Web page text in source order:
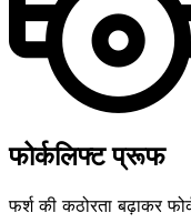
फोर्कलिफ्ट प्रूफ
फर्श की कठोरता बढ़ाकर